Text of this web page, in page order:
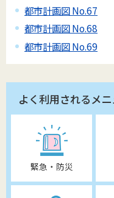
都市計画図 No.67
都市計画図 No.68
都市計画図 No.69
よく利用されるメ
緊急・防災